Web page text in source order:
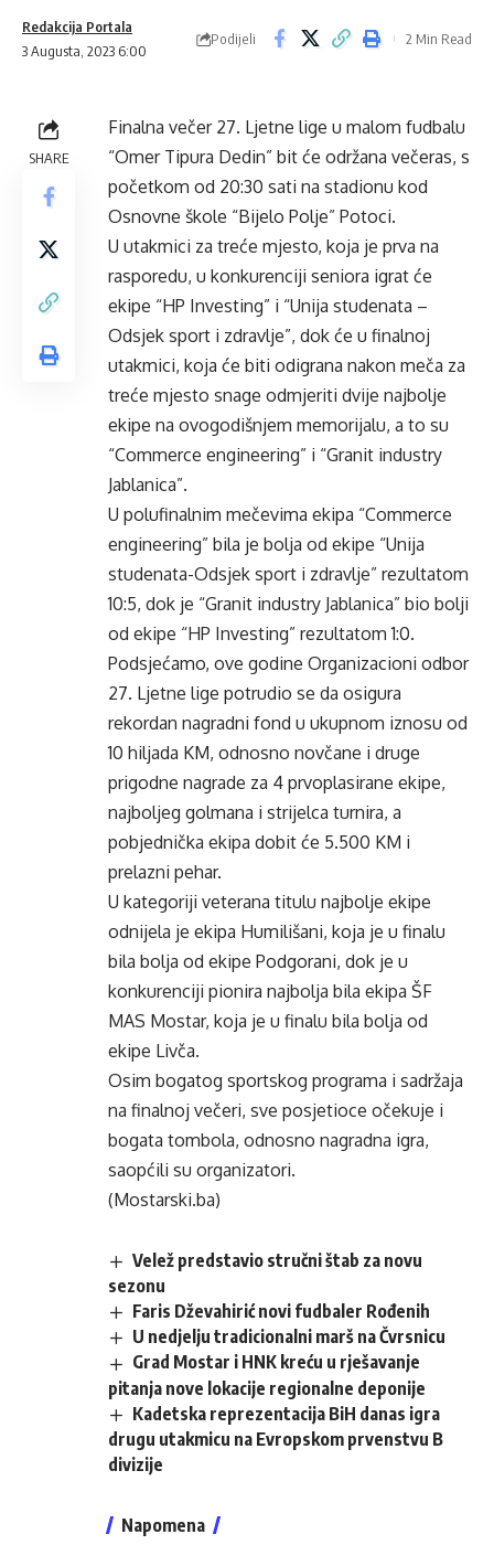
3 Augusta, 2023 6:00
Redakcija Portala
Podijeli 2 Min Read
SHARE
Finalna večer 27. Ljetne lige u malom fudbalu
“Omer Tipura Dedin” bit će održana večeras, s
početkom od 20:30 sati na stadionu kod
Osnovne škole “Bijelo Polje” Potoci.
U utakmici za treće mjesto, koja je prva na
rasporedu, u konkurenciji seniora igrat će
ekipe “HP Investing” i “Unija studenata –
Odsjek sport i zdravlje”, dok će u finalnoj
utakmici, koja će biti odigrana nakon meča za
treće mjesto snage odmjeriti dvije najbolje
ekipe na ovogodišnjem memorijalu, a to su
“Commerce engineering” i “Granit industry
Jablanica”.
U polufinalnim mečevima ekipa “Commerce
engineering” bila je bolja od ekipe “Unija
studenata-Odsjek sport i zdravlje” rezultatom
10:5, dok je “Granit industry Jablanica” bio bolji
od ekipe “HP Investing” rezultatom 1:0.
Podsjećamo, ove godine Organizacioni odbor
27. Ljetne lige potrudio se da osigura
rekordan nagradni fond u ukupnom iznosu od
10 hiljada KM, odnosno novčane i druge
prigodne nagrade za 4 prvoplasirane ekipe,
najboljeg golmana i strijelca turnira, a
pobjednička ekipa dobit će 5.500 KM i
prelazni pehar.
U kategoriji veterana titulu najbolje ekipe
odnijela je ekipa Humilišani, koja je u finalu
bila bolja od ekipe Podgorani, dok je u
konkurenciji pionira najbolja bila ekipa ŠF
MAS Mostar, koja je u finalu bila bolja od
ekipe Livča.
Osim bogatog sportskog programa i sadržaja
na finalnoj večeri, sve posjetioce očekuje i
bogata tombola, odnosno nagradna igra,
saopćili su organizatori.
(Mostarski.ba)
Velež predstavio stručni štab za novu
sezonu
Faris Dževahirić novi fudbaler Rođenih
U nedjelju tradicionalni marš na Čvrsnicu
Grad Mostar i HNK kreću u rješavanje
pitanja nove lokacije regionalne deponije
Kadetska reprezentacija BiH danas igra
drugu utakmicu na Evropskom prvenstvu B
divizije
Napomena